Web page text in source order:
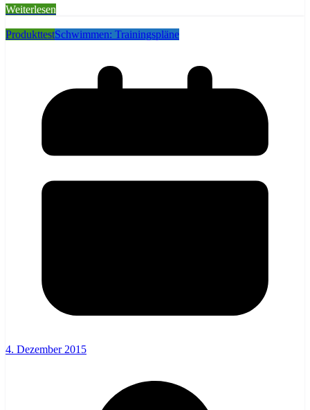
Weiterlesen
ProdukttestSchwimmen: Trainingspläne
4. Dezember 2015